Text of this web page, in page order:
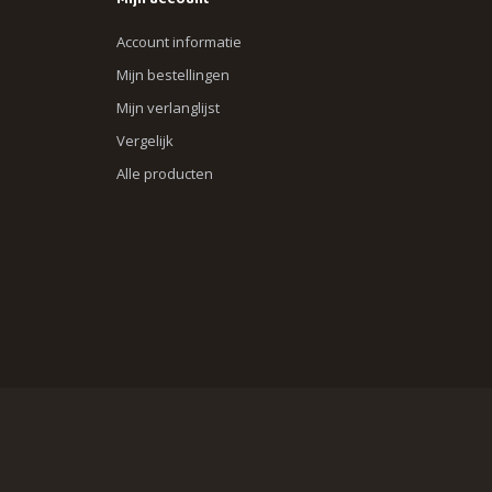
Account informatie
Mijn bestellingen
Mijn verlanglijst
Vergelijk
Alle producten